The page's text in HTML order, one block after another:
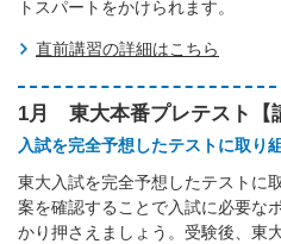
トスパートをかけられます。
直前講習の詳細はこちら
1月 東大本番プレテスト【
入試を完全予想したテストに取り
東大入試を完全予想したテストに
案を確認することで入試に必要な
かり押さえましょう。受験後、東